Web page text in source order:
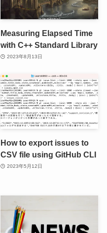
Measuring Elapsed Time
with C++ Standard Library
2023年8月13日
How to export issues to
CSV file using GitHub CLI
2023年5月12日